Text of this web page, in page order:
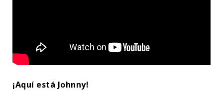
¡Aquí está Johnny!